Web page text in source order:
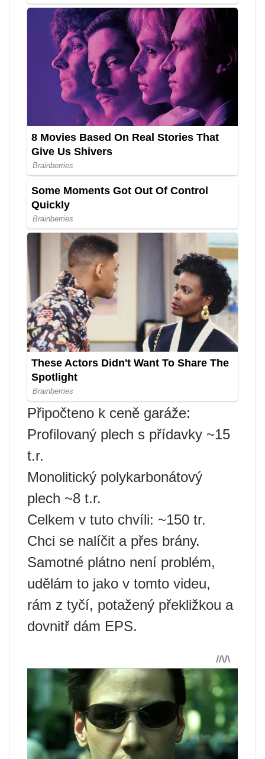
Připočteno k ceně garáže:
Profilovaný plech s přídavky ~15
t.r.
Monolitický polykarbonátový
plech ~8 t.r.
Celkem v tuto chvíli: ~150 tr.
Chci se nalíčit a přes brány.
Samotné plátno není problém,
udělám to jako v tomto videu,
rám z tyčí, potažený překližkou a
dovnitř dám EPS.